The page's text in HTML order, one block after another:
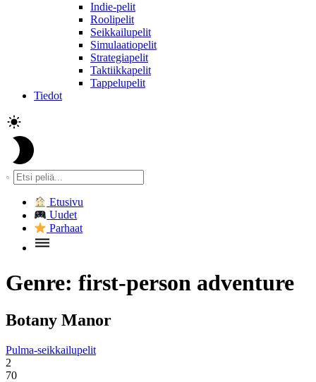
Indie-pelit
Roolipelit
Seikkailupelit
Simulaatiopelit
Strategiapelit
Taktiikkapelit
Tappelupelit
Tiedot
Etusivu
Uudet
Parhaat
Genre: first-person adventure
Botany Manor
Pulma-seikkailupelit
2
70